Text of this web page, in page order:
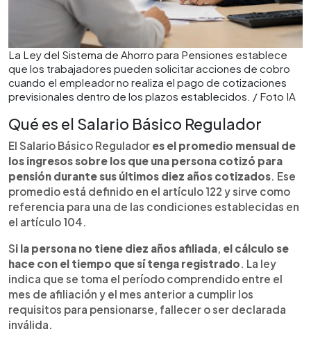
La Ley del Sistema de Ahorro para Pensiones establece
que los trabajadores pueden solicitar acciones de cobro
cuando el empleador no realiza el pago de cotizaciones
previsionales dentro de los plazos establecidos. / Foto IA
Qué es el Salario Básico Regulador
El Salario Básico Regulador es el promedio mensual de
los ingresos sobre los que una persona cotizó para
pensión durante sus últimos diez años cotizados. Ese
promedio está definido en el artículo 122 y sirve como
referencia para una de las condiciones establecidas en
el artículo 104.
Si la persona no tiene diez años afiliada, el cálculo se
hace con el tiempo que sí tenga registrado. La ley
indica que se toma el período comprendido entre el
mes de afiliación y el mes anterior a cumplir los
requisitos para pensionarse, fallecer o ser declarada
inválida.